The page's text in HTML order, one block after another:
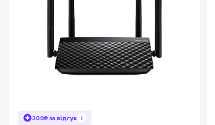
300₴ за відгук